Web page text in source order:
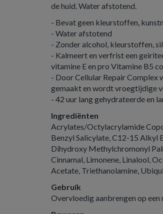
de huid. Water afstotend.
- Bevat geen kleurstoffen,
- Water afstotend
- Zonder alcohol, kleurstoffen,
- Kalmeert en verfrist een
vitamine E en pro Vitamine B5
- Door Cellular Repair Complex
gemaakt en wordt vroegtijdige
- 42 uur lang gehydrateerde en
Ingrediënten
Acrylates/Octylacrylamide
Benzyl Salicylate, C12-15 Alkyl
Dihydroxy Methylchromonyl
Cinnamal, Limonene, Linalool,
Acetate, Triethanolamine,
Gebruik
Overvloedig aanbrengen op een